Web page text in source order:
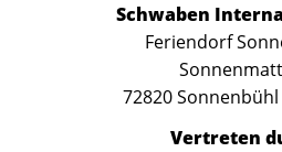
Schwaben
Feriendorf
72820
Vertreten